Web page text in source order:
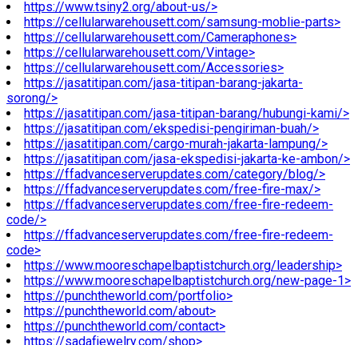
https://www.tsiny2.org/about-us/>
https://cellularwarehousett.com/samsung-moblie-parts>
https://cellularwarehousett.com/Cameraphones>
https://cellularwarehousett.com/Vintage>
https://cellularwarehousett.com/Accessories>
https://jasatitipan.com/jasa-titipan-barang-jakarta-
sorong/>
https://jasatitipan.com/jasa-titipan-barang/hubungi-kami/>
https://jasatitipan.com/ekspedisi-pengiriman-buah/>
https://jasatitipan.com/cargo-murah-jakarta-lampung/>
https://jasatitipan.com/jasa-ekspedisi-jakarta-ke-ambon/>
https://ffadvanceserverupdates.com/category/blog/>
https://ffadvanceserverupdates.com/free-fire-max/>
https://ffadvanceserverupdates.com/free-fire-redeem-
code/>
https://ffadvanceserverupdates.com/free-fire-redeem-
code>
https://www.mooreschapelbaptistchurch.org/leadership>
https://www.mooreschapelbaptistchurch.org/new-page-1>
https://punchtheworld.com/portfolio>
https://punchtheworld.com/about>
https://punchtheworld.com/contact>
https://sadafjewelry.com/shop>